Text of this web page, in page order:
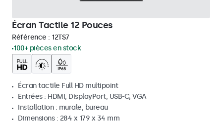
Écran Tactile 12 Pouces
Référence : 12TS7
100+ pièces en stock
Écran tactile Full HD multipoint
Entrées : HDMI, DisplayPort, USB-C, VGA
Installation : murale, bureau
Dimensions : 284 x 179 x 34 mm